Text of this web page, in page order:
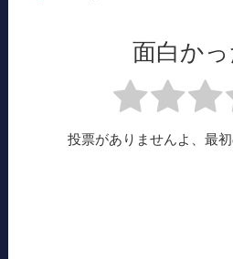
面白かっ
投票がありませんよ、最